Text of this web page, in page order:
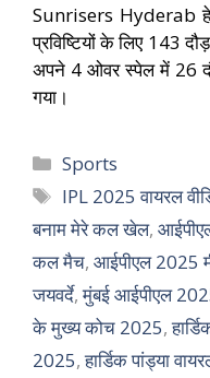
Sunrisers Hyderab
प्रविष्टियों के लिए 143
अपने 4 ओवर स्पेल में 26
गया।
Sports
IPL 2025 वायरल
बनाम मेरे कल खेल,
कल मैच, आईपीएल 2025
जयवर्दे,मुंबई आईपीएल
के मुख्य कोच 2025,
2025,हार्डिक पांड्या